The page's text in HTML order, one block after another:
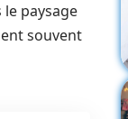
paysage
souvent